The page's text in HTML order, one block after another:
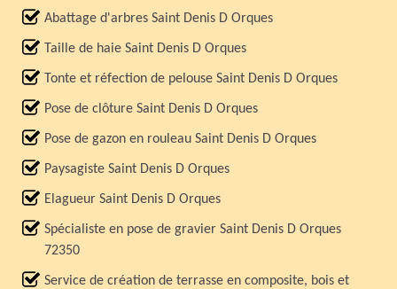
Abattage d'arbres Saint Denis D Orques
Taille de haie Saint Denis D Orques
Tonte et réfection de pelouse Saint Denis D Orques
Pose de clôture Saint Denis D Orques
Pose de gazon en rouleau Saint Denis D Orques
Paysagiste Saint Denis D Orques
Elagueur Saint Denis D Orques
Spécialiste en pose de gravier Saint Denis D Orques
72350
Service de création de terrasse en composite, bois et